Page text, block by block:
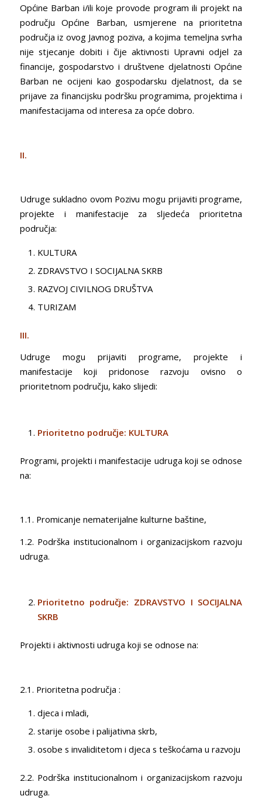
Općine Barban i/ili koje provode program ili projekt na
području Općine Barban, usmjerene na prioritetna
područja iz ovog Javnog poziva, a kojima temeljna svrha
nije stjecanje dobiti i čije aktivnosti Upravni odjel za
financije, gospodarstvo i društvene djelatnosti Općine
Barban ne ocijeni kao gospodarsku djelatnost, da se
prijave za financijsku podršku programima, projektima i
manifestacijama od interesa za opće dobro.
II.
Udruge sukladno ovom Pozivu mogu prijaviti programe,
projekte i manifestacije za sljedeća prioritetna
područja:
KULTURA
ZDRAVSTVO I SOCIJALNA SKRB
RAZVOJ CIVILNOG DRUŠTVA
TURIZAM
III.
Udruge mogu prijaviti programe, projekte i
manifestacije koji pridonose razvoju ovisno o
prioritetnom području, kako slijedi:
Prioritetno područje: KULTURA
Programi, projekti i manifestacije udruga koji se odnose
na:
1.1. Promicanje nematerijalne kulturne baštine,
1.2. Podrška institucionalnom i organizacijskom razvoju
udruga.
Prioritetno područje: ZDRAVSTVO I SOCIJALNA
SKRB
Projekti i aktivnosti udruga koji se odnose na:
2.1. Prioritetna područja :
djeca i mladi,
starije osobe i palijativna skrb,
osobe s invaliditetom i djeca s teškoćama u razvoju
2.2. Podrška institucionalnom i organizacijskom razvoju
udruga.